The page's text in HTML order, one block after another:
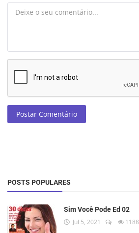
Postar Comentário
POSTS POPULARES
Sim Você Pode Ed 02
Jul 5, 2021 1188